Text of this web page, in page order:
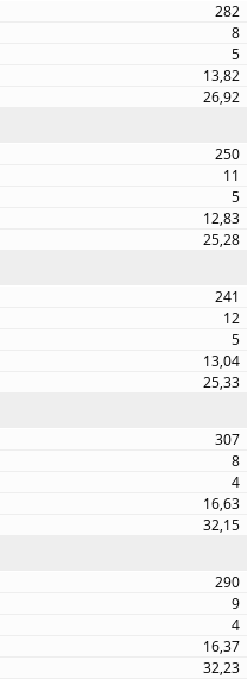
282
8
5
13,82
26,92
250
11
5
12,83
25,28
241
12
5
13,04
25,33
307
8
4
16,63
32,15
290
9
4
16,37
32,23